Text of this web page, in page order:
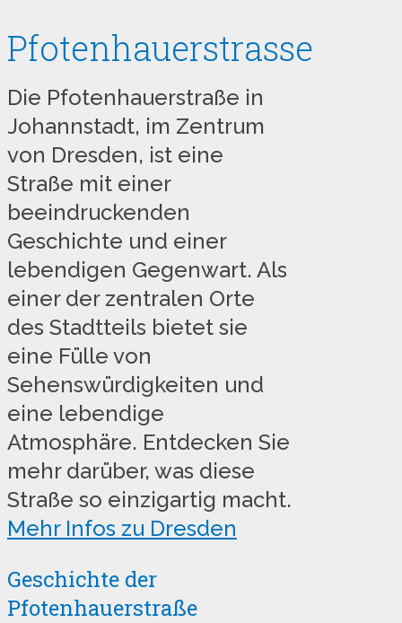
Pfotenhauerstrasse
Die Pfotenhauerstraße in
Johannstadt, im Zentrum
von Dresden, ist eine
Straße mit einer
beeindruckenden
Geschichte und einer
lebendigen Gegenwart. Als
einer der zentralen Orte
des Stadtteils bietet sie
eine Fülle von
Sehenswürdigkeiten und
eine lebendige
Atmosphäre. Entdecken Sie
mehr darüber, was diese
Straße so einzigartig macht.
Mehr Infos zu Dresden
Geschichte der
Pfotenhauerstraße